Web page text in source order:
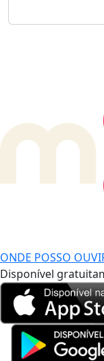
ONDE POSSO
Disponível